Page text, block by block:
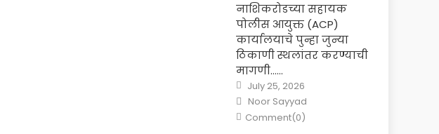
नाशिकरोडच्या सहायक
पोलीस आयुक्त (ACP)
कार्यालयाचे पुन्हा जुन्या
ठिकाणी स्थलांतर करण्याची
मागणी……
Posted
on
July 25, 2026
Author
Noor Sayyad
Comment(0)